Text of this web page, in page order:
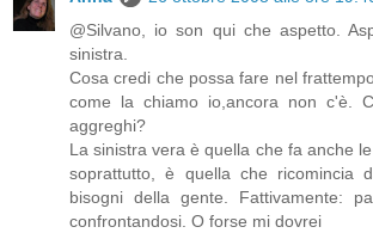
@Silvano, io son qui che aspetto.
sinistra.
Cosa credi che possa fare nel
come la chiamo io,ancora non c'è.
aggreghi?
La sinistra vera è quella che fa anche
soprattutto, è quella che ricomincia
bisogni della gente. Fattivamente:
confrontandosi. O forse mi dovrei